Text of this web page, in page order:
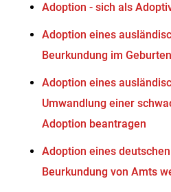
Adoption - sich als
Adoption eines
Beurkundung im
Adoption eines
Umwandlung einer
Adoption beantragen
Adoption eines
Beurkundung von Amts